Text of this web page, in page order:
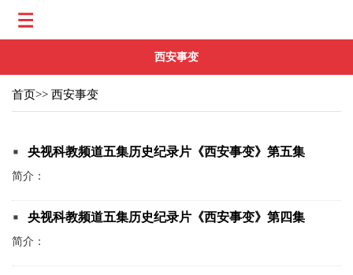
西安事变
首页>> 西安事变
央视科教频道五集历史纪录片《西安事变》第五集
简介：
央视科教频道五集历史纪录片《西安事变》第四集
简介：